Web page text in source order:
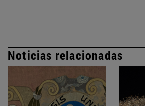
Noticias relacionadas